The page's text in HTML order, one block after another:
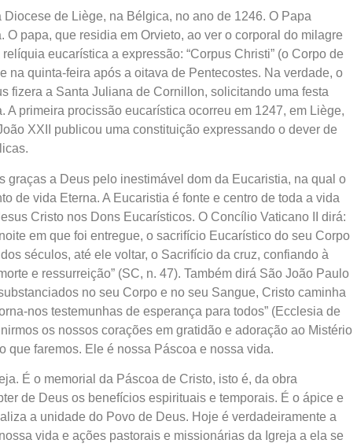
de Liège, na Bélgica, no ano de 1246. O Papa
papa, que residia em Orvieto, ao ver o corporal do milagre
eucarística a expressão: “Corpus Christi” (o Corpo de
na quinta-feira após a oitava de Pentecostes. Na verdade, o
fizera a Santa Juliana de Cornillon, solicitando uma festa
A primeira procissão eucarística ocorreu em 1247, em Liège,
XXII publicou uma constituição expressando o dever de
graças a Deus pelo inestimável dom da Eucaristia, na qual o
de vida Eterna. A Eucaristia é fonte e centro de toda a vida
Cristo nos Dons Eucarísticos. O Concílio Vaticano II dirá:
em que foi entregue, o sacrifício Eucarístico do seu Corpo
séculos, até ele voltar, o Sacrifício da cruz, confiando à
e ressurreição” (SC, n. 47). Também dirá São João Paulo
no seu Corpo e no seu Sangue, Cristo caminha
nos testemunhas de esperança para todos” (Ecclesia de
os nossos corações em gratidão e adoração ao Mistério
que faremos. Ele é nossa Páscoa e nossa vida.
É o memorial da Páscoa de Cristo, isto é, da obra
de Deus os benefícios espirituais e temporais. É o ápice e
a unidade do Povo de Deus. Hoje é verdadeiramente a
vida e ações pastorais e missionárias da Igreja a ela se